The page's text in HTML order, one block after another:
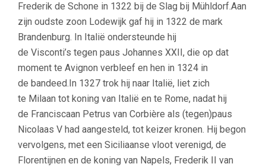
Frederik de Schone in 1322 bij de Slag bij Mühldorf.Aan
zijn oudste zoon Lodewijk gaf hij in 1322 de mark
Brandenburg. In Italië ondersteunde hij
de Visconti’s tegen paus Johannes XXII, die op dat
moment te Avignon verbleef en hen in 1324 in
de bandeed.In 1327 trok hij naar Italië, liet zich
te Milaan tot koning van Italië en te Rome, nadat hij
de Franciscaan Petrus van Corbière als (tegen)paus
Nicolaas V had aangesteld, tot keizer kronen. Hij begon
vervolgens, met een Siciliaanse vloot verenigd, de
Florentijnen en de koning van Napels, Frederik II van